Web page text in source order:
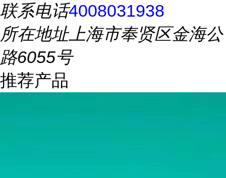
联系电话4008031938
所在地址上海市奉贤区金海公
路6055号
推荐产品